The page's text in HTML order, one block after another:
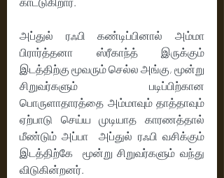
அப்துல் ரஃபி கண்டிப்பினால் அம்மா
பிரார்த்தனா ஸ்ரீகாந்த் இருக்கும்
இடத்திற்கு மூவரும் செல்ல அங்கு, மூன்று
சிறுவர்களும் படிப்பிற்கான
பொருளாதாரத்தை அம்மாவும் தாத்தாவும்
ஏற்பாடு செய்ய முடியாத காரணத்தால்
மீண்டும் அப்பா  அப்துல் ரஃபி வசிக்கும்
இடத்திற்கே  மூன்று சிறுவர்களும் வந்து
விடுகின்றனர்.